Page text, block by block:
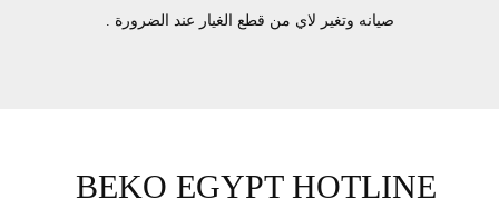
صيانه وتغير لاي من قطع الغيار عند الضرورة .
BEKO EGYPT HOTLINE